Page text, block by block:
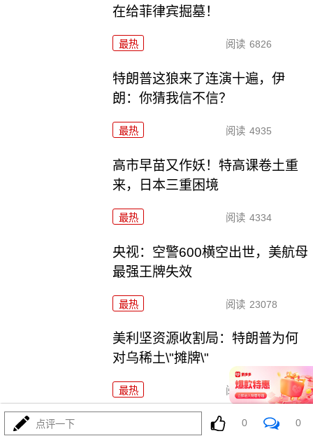
在给菲律宾掘墓！
最热 阅读 6826
特朗普这狼来了连演十遍，伊
朗：你猜我信不信？
最热 阅读 4935
高市早苗又作妖！特高课卷土重
来，日本三重困境
最热 阅读 4334
央视：空警600横空出世，美航母
最强王牌失效
最热 阅读 23078
美利坚资源收割局：特朗普为何
对乌稀土\"摊牌\"
最热 阅读 10300
普京不忍了！俄突破禁忌，猛轰
点评一下 0 0